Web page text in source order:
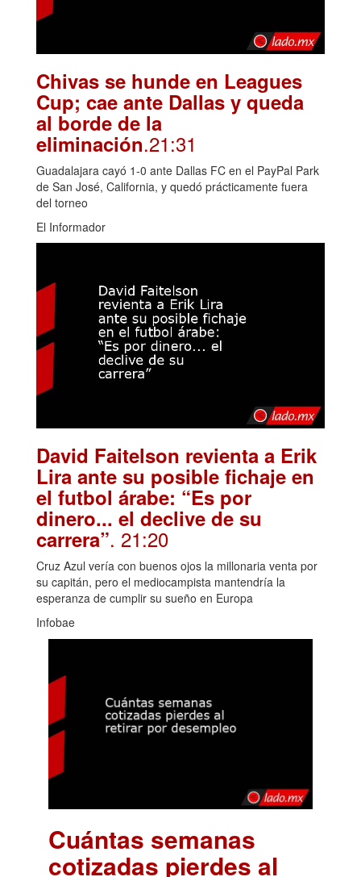
Chivas se hunde en Leagues
Cup; cae ante Dallas y queda
al borde de la
eliminación.21:31
Guadalajara cayó 1-0 ante Dallas FC en el PayPal Park
de San José, California, y quedó prácticamente fuera
del torneo
El Informador
David Faitelson revienta a Erik
Lira ante su posible fichaje en
el futbol árabe: “Es por
dinero... el declive de su
carrera”. 21:20
Cruz Azul vería con buenos ojos la millonaria venta por
su capitán, pero el mediocampista mantendría la
esperanza de cumplir su sueño en Europa
Infobae
Cuántas semanas
cotizadas pierdes al